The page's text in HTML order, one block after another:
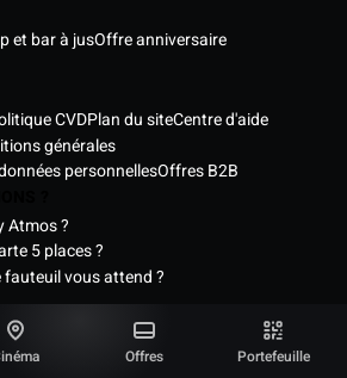
Offres Portefeuille
et bar à jusOffre anniversaire
CVDPlan du siteCentre d'aide
générales
personnellesOffres B2B
Atmos ?
5 places ?
vous attend ?
© 2026